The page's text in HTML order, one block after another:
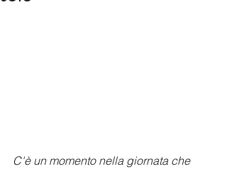
C'è un momento nella giornata che